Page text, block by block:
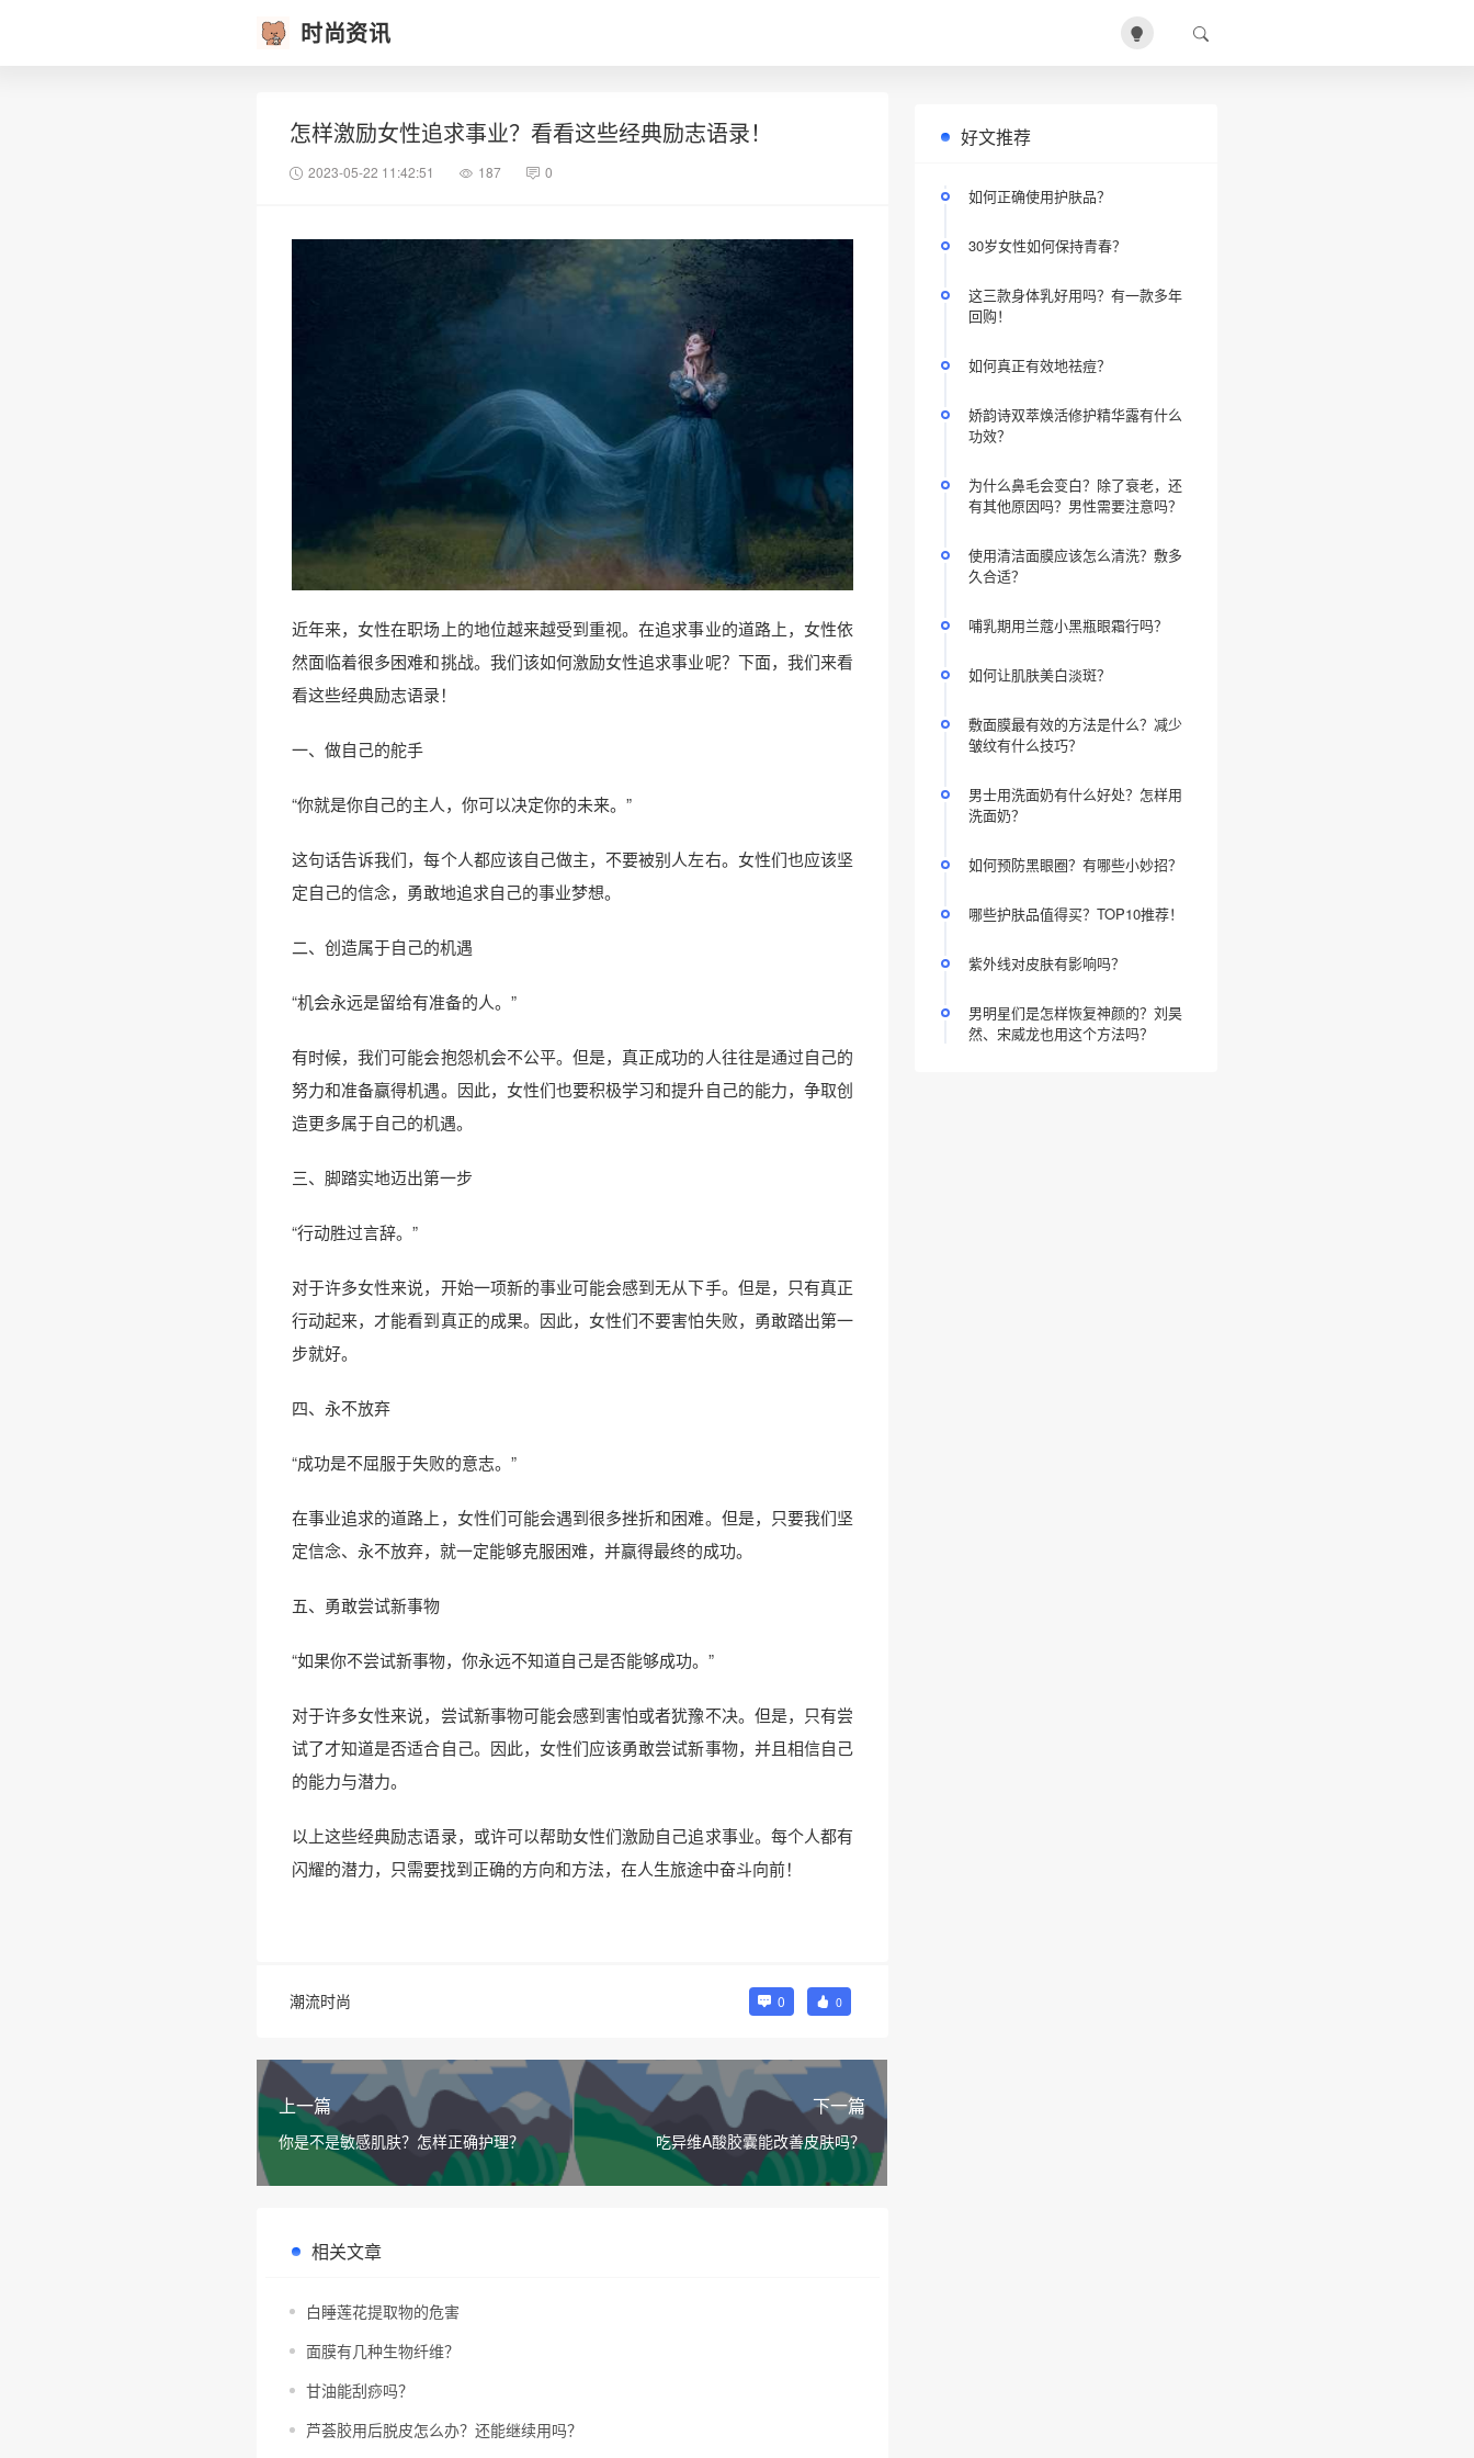
时尚资讯
怎样激励女性追求事业？看看这些经典励志语录！
2023-05-22 11:42:51 187 0
近年来，女性在职场上的地位越来越受到重视。在追求事业的道路上，女性依
然面临着很多困难和挑战。我们该如何激励女性追求事业呢？下面，我们来看
看这些经典励志语录！
一、做自己的舵手
“你就是你自己的主人，你可以决定你的未来。”
这句话告诉我们，每个人都应该自己做主，不要被别人左右。女性们也应该坚
定自己的信念，勇敢地追求自己的事业梦想。
二、创造属于自己的机遇
“机会永远是留给有准备的人。”
有时候，我们可能会抱怨机会不公平。但是，真正成功的人往往是通过自己的
努力和准备赢得机遇。因此，女性们也要积极学习和提升自己的能力，争取创
造更多属于自己的机遇。
三、脚踏实地迈出第一步
“行动胜过言辞。”
对于许多女性来说，开始一项新的事业可能会感到无从下手。但是，只有真正
行动起来，才能看到真正的成果。因此，女性们不要害怕失败，勇敢踏出第一
步就好。
四、永不放弃
“成功是不屈服于失败的意志。”
在事业追求的道路上，女性们可能会遇到很多挫折和困难。但是，只要我们坚
定信念、永不放弃，就一定能够克服困难，并赢得最终的成功。
五、勇敢尝试新事物
“如果你不尝试新事物，你永远不知道自己是否能够成功。”
对于许多女性来说，尝试新事物可能会感到害怕或者犹豫不决。但是，只有尝
试了才知道是否适合自己。因此，女性们应该勇敢尝试新事物，并且相信自己
的能力与潜力。
以上这些经典励志语录，或许可以帮助女性们激励自己追求事业。每个人都有
闪耀的潜力，只需要找到正确的方向和方法，在人生旅途中奋斗向前！
潮流时尚 0 0
上一篇
你是不是敏感肌肤？怎样正确护理？
下一篇
吃异维A酸胶囊能改善皮肤吗？
相关文章
白睡莲花提取物的危害
面膜有几种生物纤维？
甘油能刮痧吗？
芦荟胶用后脱皮怎么办？还能继续用吗？
好文推荐
如何正确使用护肤品？
30岁女性如何保持青春？
这三款身体乳好用吗？有一款多年
回购！
如何真正有效地祛痘？
娇韵诗双萃焕活修护精华露有什么
功效？
为什么鼻毛会变白？除了衰老，还
有其他原因吗？男性需要注意吗？
使用清洁面膜应该怎么清洗？敷多
久合适？
哺乳期用兰蔻小黑瓶眼霜行吗？
如何让肌肤美白淡斑？
敷面膜最有效的方法是什么？减少
皱纹有什么技巧？
男士用洗面奶有什么好处？怎样用
洗面奶？
如何预防黑眼圈？有哪些小妙招？
哪些护肤品值得买？TOP10推荐！
紫外线对皮肤有影响吗？
男明星们是怎样恢复神颜的？刘昊
然、宋威龙也用这个方法吗？